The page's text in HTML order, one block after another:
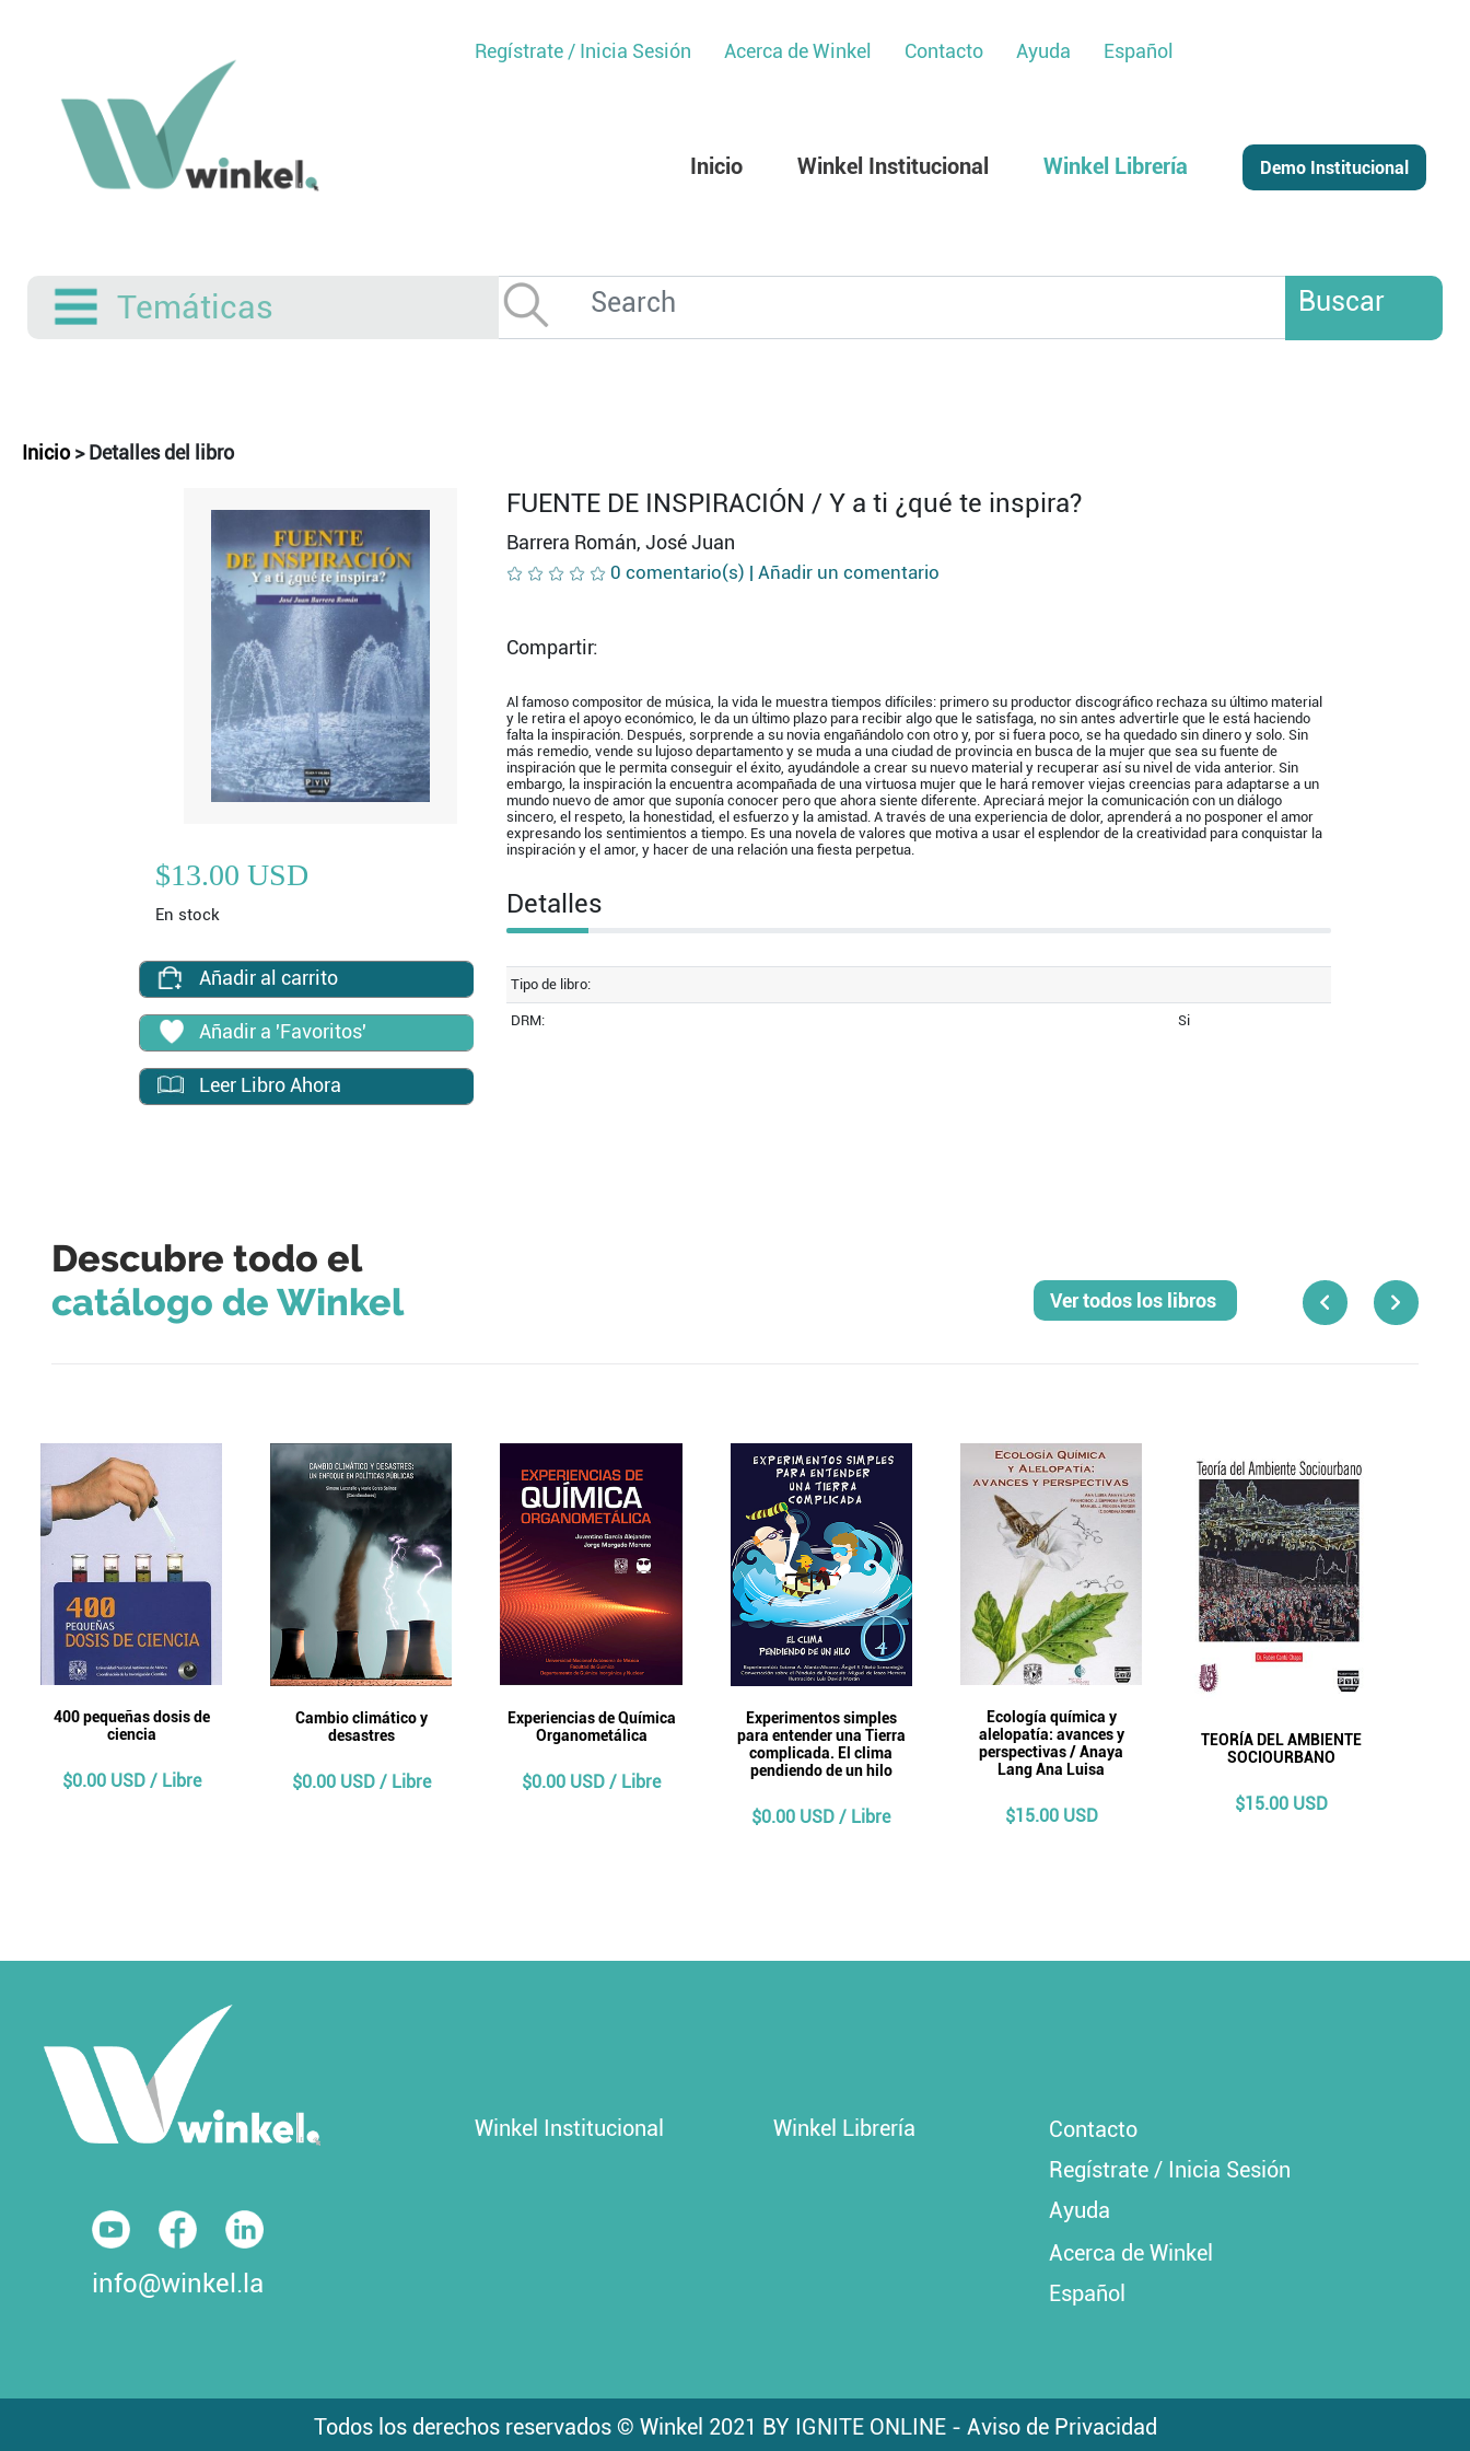
Regístrate / Inicia Sesión Acerca de Winkel Contacto Ayuda Español
Inicio Winkel Institucional Winkel Librería
Temáticas Buscar
Inicio >Detalles del libro
$13.00 USD
En stock
Añadir al carrito
Añadir a 'Favoritos'
Leer Libro Ahora
FUENTE DE INSPIRACIÓN / Y a ti ¿qué te inspira?
Barrera Román, José Juan
0 comentario(s) | Añadir un comentario
Compartir:
Al famoso compositor de música, la vida le muestra tiempos difíciles: primero su productor discográfico rechaza su último material
y le retira el apoyo económico, le da un último plazo para recibir algo que le satisfaga, no sin antes advertirle que le está haciendo
falta la inspiración. Después, sorprende a su novia engañándolo con otro y, por si fuera poco, se ha quedado sin dinero y solo. Sin
más remedio, vende su lujoso departamento y se muda a una ciudad de provincia en busca de la mujer que sea su fuente de
inspiración que le permita conseguir el éxito, ayudándole a crear su nuevo material y recuperar así su nivel de vida anterior. Sin
embargo, la inspiración la encuentra acompañada de una virtuosa mujer que le hará remover viejas creencias para adaptarse a un
mundo nuevo de amor que suponía conocer pero que ahora siente diferente. Apreciará mejor la comunicación con un diálogo
sincero, el respeto, la honestidad, el esfuerzo y la amistad. A través de una experiencia de dolor, aprenderá a no posponer el amor
expresando los sentimientos a tiempo. Es una novela de valores que motiva a usar el esplendor de la creatividad para conquistar la
inspiración y el amor, y hacer de una relación una fiesta perpetua.
Detalles
Tipo de libro:
DRM: Si
Descubre todo el
catálogo de Winkel
Ver todos los libros
400 pequeñas dosis de
ciencia
$0.00 USD / Libre
Cambio climático y
desastres
$0.00 USD / Libre
Experiencias de Química
Organometálica
$0.00 USD / Libre
Experimentos simples
para entender una Tierra
complicada. El clima
pendiendo de un hilo
$0.00 USD / Libre
Ecología química y
alelopatía: avances y
perspectivas / Anaya
Lang Ana Luisa
$15.00 USD
TEORÍA DEL AMBIENTE
SOCIOURBANO
$15.00 USD
info@winkel.la
Winkel Institucional Winkel Librería
Contacto
Regístrate / Inicia Sesión
Ayuda
Acerca de Winkel
Español
Todos los derechos reservados © Winkel 2021 BY IGNITE ONLINE - Aviso de Privacidad